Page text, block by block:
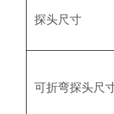
探头尺寸
可折弯探头尺